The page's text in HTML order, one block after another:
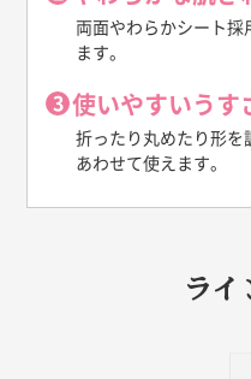
両面やわらかシート採
ます。
使いやすいうす
折ったり丸めたり形を
あわせて使えます。
ライ